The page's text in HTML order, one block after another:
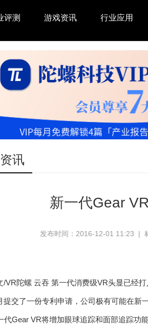
评测 游戏资讯 行业应用
讯
新一代Gear
发布时间：2016-12-01 11:23 |
/VR陀螺 云吞 第一代消费级VR头显已经
提交了一份专利申请，公司极有可能在新